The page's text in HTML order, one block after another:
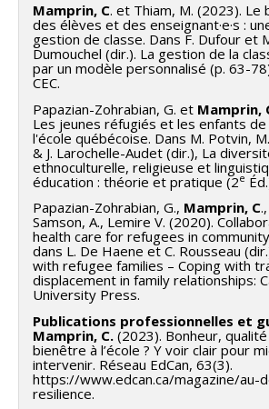
Mamprin, C. et Thiam, M. (2023). Le
des élèves et des enseignant·e·s :
gestion de classe. Dans F. Dufour et
Dumouchel (dir.). La gestion de la
par un modèle personnalisé (p. 63-
CEC.
Papazian-Zohrabian, G. et Mamprin,
Les jeunes réfugiés et les enfants
l'école québécoise. Dans M. Potvin,
& J. Larochelle-Audet (dir.), La
ethnoculturelle, religieuse et
éducation : théorie et pratique (2e
Papazian-Zohrabian, G., Mamprin, C
Samson, A., Lemire V. (2020).
health care for refugees in
dans L. De Haene et C. Rousseau
with refugee families – Coping with
displacement in family relationships:
University Press.
Publications professionnelles et
Mamprin, C. (2023). Bonheur,
bienêtre à l’école ? Y voir clair pour
intervenir. Réseau EdCan, 63(3).
https://www.edcan.ca/magazine/au-
resilience.